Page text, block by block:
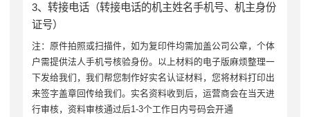
3、转接电话（转接电话的机主姓名手机号、机主身份
证号）
注：原件拍照或扫描件，如为复印件均需加盖公司公章，个体
户需提供法人手机号核验身份。以上材料的电子版麻烦整理一
下发给我们，我们帮您制作好实名认证材料，您将材料打印出
来签字盖章回传给我们。实名资料收到后，运营商会在当天进
行审核，资料审核通过后1-3个工作日内号码会开通